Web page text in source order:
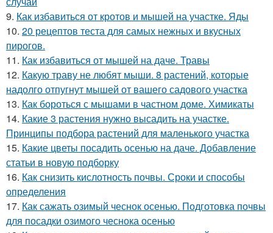
9. Как избавиться от кротов и мышей на участке. Яды
10. 20 рецептов теста для самых нежных и вкусных
пирогов.
11. Как избавиться от мышей на даче. Травы
12. Какую траву не любят мыши. 8 растений, которые
надолго отпугнут мышей от вашего садового участка
13. Как бороться с мышами в частном доме. Химикаты
14. Какие 3 растения нужно высадить на участке.
Принципы подбора растений для маленького участка
15. Какие цветы посадить осенью на даче. Добавление
статьи в новую подборку
16. Как снизить кислотность почвы. Сроки и способы
определения
17. Как сажать озимый чеснок осенью. Подготовка почвы
для посадки озимого чеснока осенью